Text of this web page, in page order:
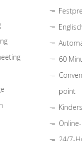
60
point